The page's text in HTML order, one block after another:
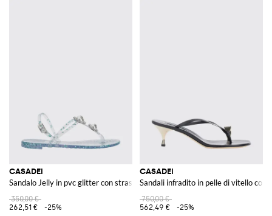
CASADEI
Sandalo Jelly in pvc glitter con strass e perle sintetiche
350,00 €
262,51 €
-25%
CASADEI
Sandali infradito in pelle di vitello con
750,00 €
562,49 €
-25%